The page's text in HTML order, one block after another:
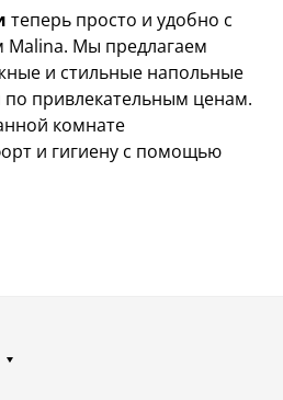
теперь просто и удобно с
Malina. Мы предлагаем
и стильные напольные
привлекательным ценам.
комнате
и гигиену с помощью